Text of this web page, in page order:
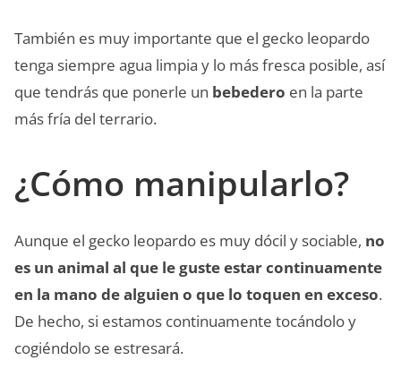
También es muy importante que el gecko leopardo
tenga siempre agua limpia y lo más fresca posible, así
que tendrás que ponerle un bebedero en la parte
más fría del terrario.
¿Cómo manipularlo?
Aunque el gecko leopardo es muy dócil y sociable, no
es un animal al que le guste estar continuamente
en la mano de alguien o que lo toquen en exceso.
De hecho, si estamos continuamente tocándolo y
cogiéndolo se estresará.